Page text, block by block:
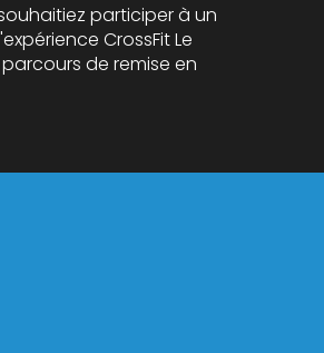
participer à un
CrossFit Le
de remise en